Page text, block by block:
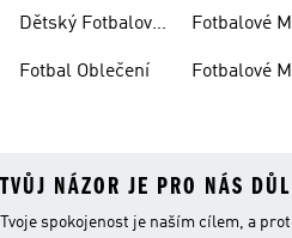
Dětský Fotbalový
Fotbal Oblečení
Fotbalové
Fotbalové
TVŮJ NÁZOR JE PRO NÁS
Tvoje spokojenost je naším cílem, a